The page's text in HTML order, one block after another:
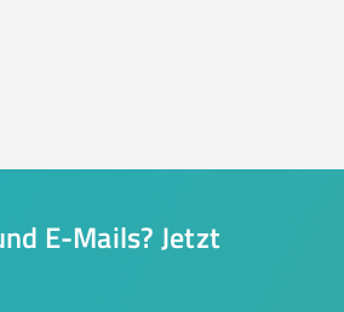
E-Mails? Jetzt